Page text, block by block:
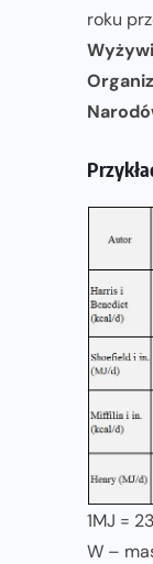
roku
1MJ =
W –